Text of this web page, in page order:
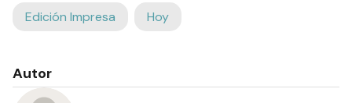
Edición Impresa Hoy
Autor